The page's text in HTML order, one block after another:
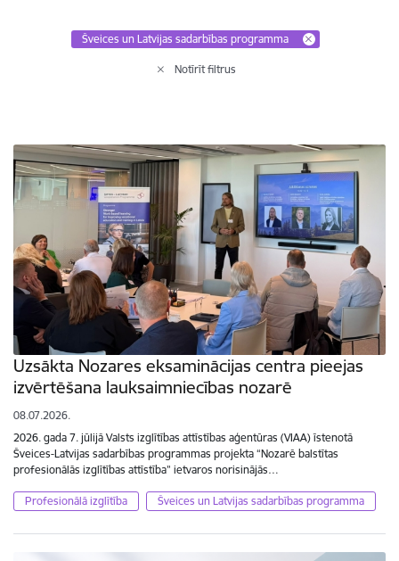
Šveices un Latvijas sadarbības programma
Notīrīt filtrus
Uzsākta Nozares eksaminācijas centra pieejas
izvērtēšana lauksaimniecības nozarē
08.07.2026.
2026. gada 7. jūlijā Valsts izglītības attīstības aģentūras (VIAA) īstenotā
Šveices-Latvijas sadarbības programmas projekta “Nozarē balstītas
profesionālās izglītības attīstība” ietvaros norisinājās…
Profesionālā izglītība Šveices un Latvijas sadarbības programma